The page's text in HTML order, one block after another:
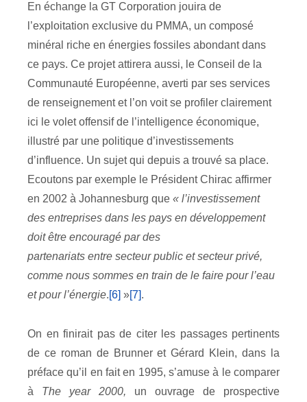
En échange la GT Corporation jouira de
l’exploitation exclusive du PMMA, un composé
minéral riche en énergies fossiles abondant dans
ce pays. Ce projet attirera aussi, le Conseil de la
Communauté Européenne, averti par ses services
de renseignement et l’on voit se profiler clairement
ici le volet offensif de l’intelligence économique,
illustré par une politique d’investissements
d’influence. Un sujet qui depuis a trouvé sa place.
Ecoutons par exemple le Président Chirac affirmer
en 2002 à Johannesburg que « l’investissement
des entreprises dans les pays en développement
doit être encouragé par des
partenariats entre secteur public et secteur privé,
comme nous sommes en train de le faire pour l’eau
et pour l’énergie.[6] »[7].
On en finirait pas de citer les passages pertinents
de ce roman de Brunner et Gérard Klein, dans la
préface qu’il en fait en 1995, s’amuse à le comparer
à The year 2000, un ouvrage de prospective